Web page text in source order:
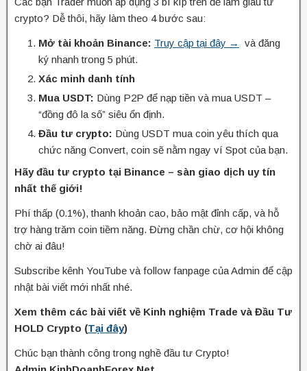
crypto? Dễ thôi, hãy làm theo 4 bước sau:
Mở tài khoản Binance: Truy cập tại đây →
và đăng
ký nhanh trong 5 phút.
Xác minh danh tính
Mua USDT: Dùng P2P để nạp tiền và mua USDT –
“đồng đô la số” siêu ổn định.
Đầu tư crypto: Dùng USDT mua coin yêu thích qua
chức năng Convert, coin sẽ nằm ngay ví Spot của bạn.
Hãy đầu tư crypto tại Binance – sàn giao dịch uy tín
nhất thế giới!
Phí thấp (0.1%), thanh khoản cao, bảo mật đỉnh cấp, và hỗ
trợ hàng trăm coin tiềm năng. Đừng chần chừ, cơ hội không
chờ ai đâu!
Subscribe kênh YouTube và follow fanpage của Admin để cập
nhật bài viết mới nhất nhé.
Xem thêm các bài viết về Kinh nghiệm Trade và Đầu Tư
HOLD Crypto (Tại đây)
Chúc bạn thành công trong nghề đầu tư Crypto!